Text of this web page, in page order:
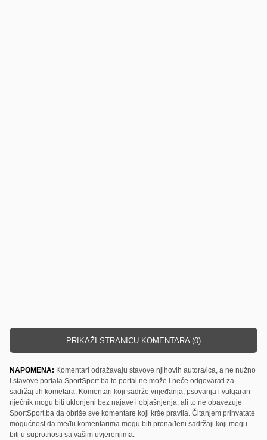
PRIKAŽI STRANICU KOMENTARA (0)
NAPOMENA: Komentari odražavaju stavove njihovih autora/ica, a ne nužno
i stavove portala SportSport.ba te portal ne može i neće odgovarati za
sadržaj tih kometara. Komentari koji sadrže vrijeđanja, psovanja i vulgaran
riječnik mogu biti uklonjeni bez najave i objašnjenja, ali to ne obavezuje
SportSport.ba da obriše sve komentare koji krše pravila. Čitanjem prihvatate
mogućnost da među komentarima mogu biti pronađeni sadržaji koji mogu
biti u suprotnosti sa vašim uvjerenjima.